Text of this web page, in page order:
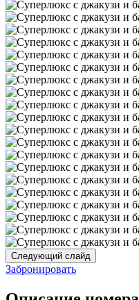
Следующий слайд
Забронировать